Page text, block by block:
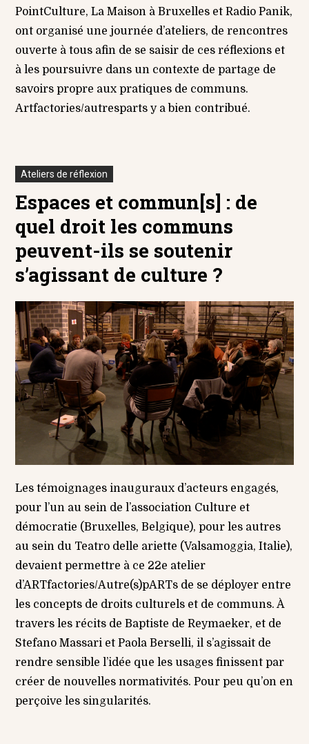
PointCulture, La Maison à Bruxelles et Radio Panik,
ont organisé une journée d’ateliers, de rencontres
ouverte à tous afin de se saisir de ces réflexions et
à les poursuivre dans un contexte de partage de
savoirs propre aux pratiques de communs.
Artfactories/autresparts y a bien contribué.
Ateliers de réflexion
Espaces et commun[s] : de
quel droit les communs
peuvent-ils se soutenir
s’agissant de culture ?
Les témoignages inauguraux d’acteurs engagés,
pour l’un au sein de l’association Culture et
démocratie (Bruxelles, Belgique), pour les autres
au sein du Teatro delle ariette (Valsamoggia, Italie),
devaient permettre à ce 22e atelier
d’ARTfactories/Autre(s)pARTs de se déployer entre
les concepts de droits culturels et de communs. À
travers les récits de Baptiste de Reymaeker, et de
Stefano Massari et Paola Berselli, il s’agissait de
rendre sensible l’idée que les usages finissent par
créer de nouvelles normativités. Pour peu qu’on en
perçoive les singularités.